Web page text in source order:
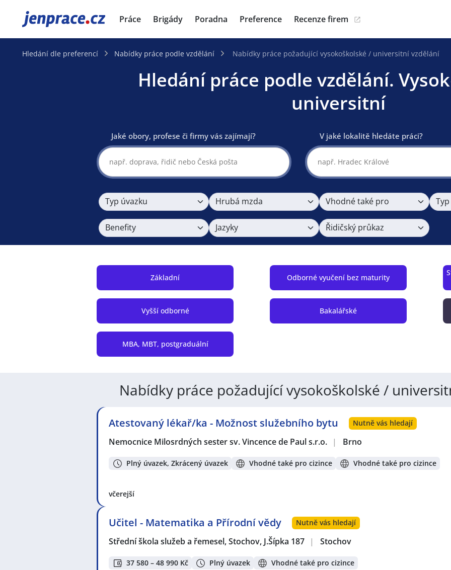
JenPráce.cz Práce Brigády Poradna Preference Recenze firem
Hledání dle preferencí Nabídky práce podle vzdělání Nabídky práce požadující vysokoškolské / universitní vzdělání
Hledání práce podle vzdělání.
universitní
Jaké obory, profese či firmy vás zajímají? V jaké lokalitě hledáte práci?
Typ úvazku Hrubá mzda Vhodné také pro
Benefity Jazyky Řidičský průkaz
Základní Odborné vyučení bez maturity
Vyšší odborné Bakalářské
MBA, MBT, postgraduální
Nabídky práce požadující vysokoškolské /
Atestovaný lékař/ka - Možnost služebního bytu Nutně vás hledají
Nemocnice Milosrdných sester sv. Vincence de Paul s.r.o. | Brno
Plný úvazek, Zkrácený úvazek Vhodné také pro cizince Vhodné také pro cizince
včerejší
Učitel - Matematika a Přírodní vědy Nutně vás hledají
Střední škola služeb a řemesel, Stochov, J.Šípka 187 | Stochov
37 580 – 48 990 Kč Plný úvazek Vhodné také pro cizince